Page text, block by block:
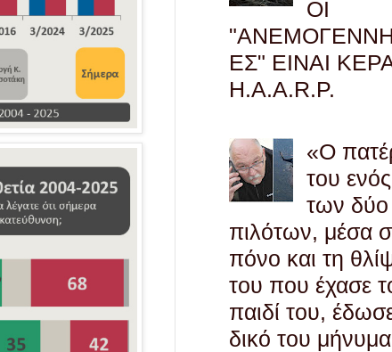
ΟΙ
ΕΣ" ΕΙΝΑΙ
H.A.A.R.P.
«Ο
του
των δύο
πιλότων, μέσα
πόνο και τη
του που έχασε
παιδί του,
δικό του μήνυμα